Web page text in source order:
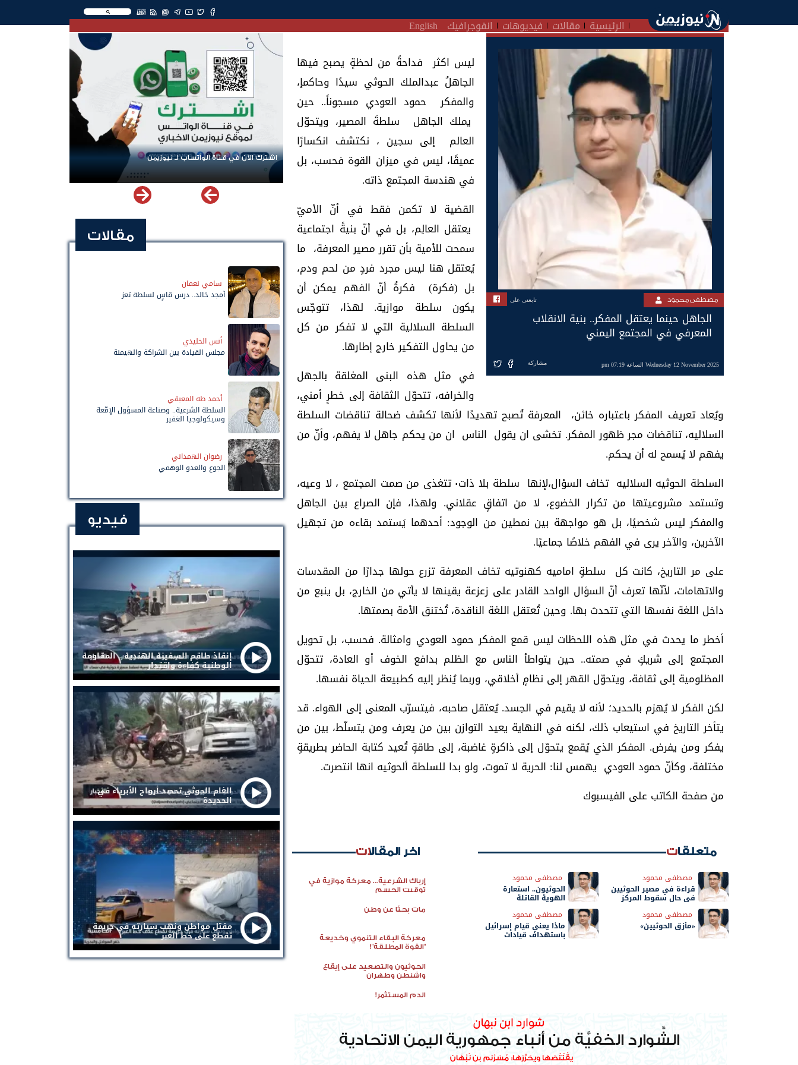
EN
الرئيسية مقالات فيديوهات انفوجرافيك English
مصطفى محمود تابعنى على
الجاهل حينما يعتقل المفكر.. بنية الانقلاب
المعرفي في المجتمع اليمني
Wednesday 12 November 2025 الساعة 07:19 pm مشاركة
ليس اكثر فداحةً من لحظةٍ يصبح فيها
الجاهلُ عبدالملك الحوثي سيدًا وحاكمإ،
والمفكر حمود العودي مسجوناً.. حين
يملك الجاهل سلطةَ المصير، ويتحوّل
العالم إلى سجين ، نكتشف انكسارًا
عميقًا، ليس في ميزان القوة فحسب، بل
في هندسة المجتمع ذاته.
القضية لا تكمن فقط في أنّ الأميّ
يعتقل العالِم، بل في أنّ بنيةً اجتماعية
سمحت للأمية بأن تقرر مصير المعرفة، ما
يُعتقل هنا ليس مجرد فردٍ من لحم ودم،
بل (فكرة) فكرةُ أنّ الفهم يمكن أن
يكون سلطة موازية. لهذا، تتوجّس
السلطة السلالية التي لا تفكر من كل
من يحاول التفكير خارج إطارها.
في مثل هذه البنى المغلقة بالجهل
والخرافه، تتحوّل الثقافة إلى خطرٍ أمني،
ويُعاد تعريف المفكر باعتباره خائن، المعرفة تُصبح تهديدًا لأنها تكشف ضحالة تناقضات السلطة
السلاليه، تناقضات مجر ظهور المفكر. تخشى ان يقول الناس ان من يحكم جاهل لا يفهم، وأنّ من
يفهم لا يُسمح له أن يحكم.
السلطة الحوثيه السلاليه تخاف السؤال،لإنها سلطة بلا ذات٠ تتغذى من صمت المجتمع ، لا وعيه،
وتستمد مشروعيتها من تكرار الخضوع، لا من اتفاقٍ عقلاني. ولهذا، فإن الصراع بين الجاهل
والمفكر ليس شخصيًا، بل هو مواجهة بين نمطين من الوجود: أحدهما يَستمد بقاءه من تجهيل
الآخرين، والآخر يرى في الفهم خلاصًا جماعيًا.
على مر التاريخ، كانت كل سلطةٍ اماميه كهنوتيه تخاف المعرفة تزرع حولها جدارًا من المقدسات
والاتهامات، لأنّها تعرف أنّ السؤال الواحد القادر على زعزعة يقينها لا يأتي من الخارج، بل ينبع من
داخل اللغة نفسها التي تتحدث بها. وحين تُعتقل اللغة الناقدة، تُختنق الأمة بصمتها.
أخطر ما يحدث في مثل هذه اللحظات ليس قمع المفكر حمود العودي وامثالة. فحسب، بل تحويل
المجتمع إلى شريكٍ في صمته.. حين يتواطأ الناس مع الظلم بدافع الخوف أو العادة، تتحوّل
المظلومية إلى ثقافة، ويتحوّل القهر إلى نظامٍ أخلاقي، وربما يُنظر إليه كطبيعة الحياة نفسها.
لكن الفكر لا يُهزم بالحديد؛ لأنه لا يقيم في الجسد. يُعتقل صاحبه، فيتسرّب المعنى إلى الهواء. قد
يتأخر التاريخ في استيعاب ذلك، لكنه في النهاية يعيد التوازن بين من يعرف ومن يتسلّط، بين من
يفكر ومن يفرض. المفكر الذي يُقمع يتحوّل إلى ذاكرةٍ غاضبة، إلى طاقةٍ تُعيد كتابة الحاضر بطريقةٍ
مختلفة، وكأنّ حمود العودي يهمس لنا: الحرية لا تموت، ولو بدا للسلطة ألحوثيه انها انتصرت.
من صفحة الكاتب على الفيسبوك
متعلقات
مصطفى محمود
قراءة في مصير الحوثيين
في حال سقوط المركز
مصطفى محمود
الحوثيون.. استعارة
الهوية القاتلة
مصطفى محمود
«مأزق الحوثيين»
مصطفى محمود
ماذا يعني قيام إسرائيل
باستهداف قيادات
اخر المقالات
إرباك الشرعية... معركة موازية في
توقيت الحسم
مات بحثًا عن وطن
معركة البقاء التنموي وخديعة
"القوة المطلقة"!
الحوثيون والتصعيد على إيقاع
واشنطن وطهران
الدم المستثمر!
اشترك الآن في قناة الواتساب لـ نيوزيمن
مقالات
سامي نعمان
أمجد خالد.. درس قاسٍ لسلطة تعز
أنس الخليدي
مجلس القيادة بين الشراكة والهيمنة
أحمد طه المعبقي
السلطة الشرعية.. وصناعة المسؤول الإمّعة
وسيكولوجيا الغفير
رضوان الهمداني
الجوع والعدو الوهمي
فيديو
إنقاذ طاقم السفينة الهندية .. المقاومة
الوطنية كفاءة واقتدار
الغام الحوثي تحصد أرواح الأبرياء في
الحديدة
مقتل مواطن ونهب سيارته في جريمة
تقطع على خط العبر